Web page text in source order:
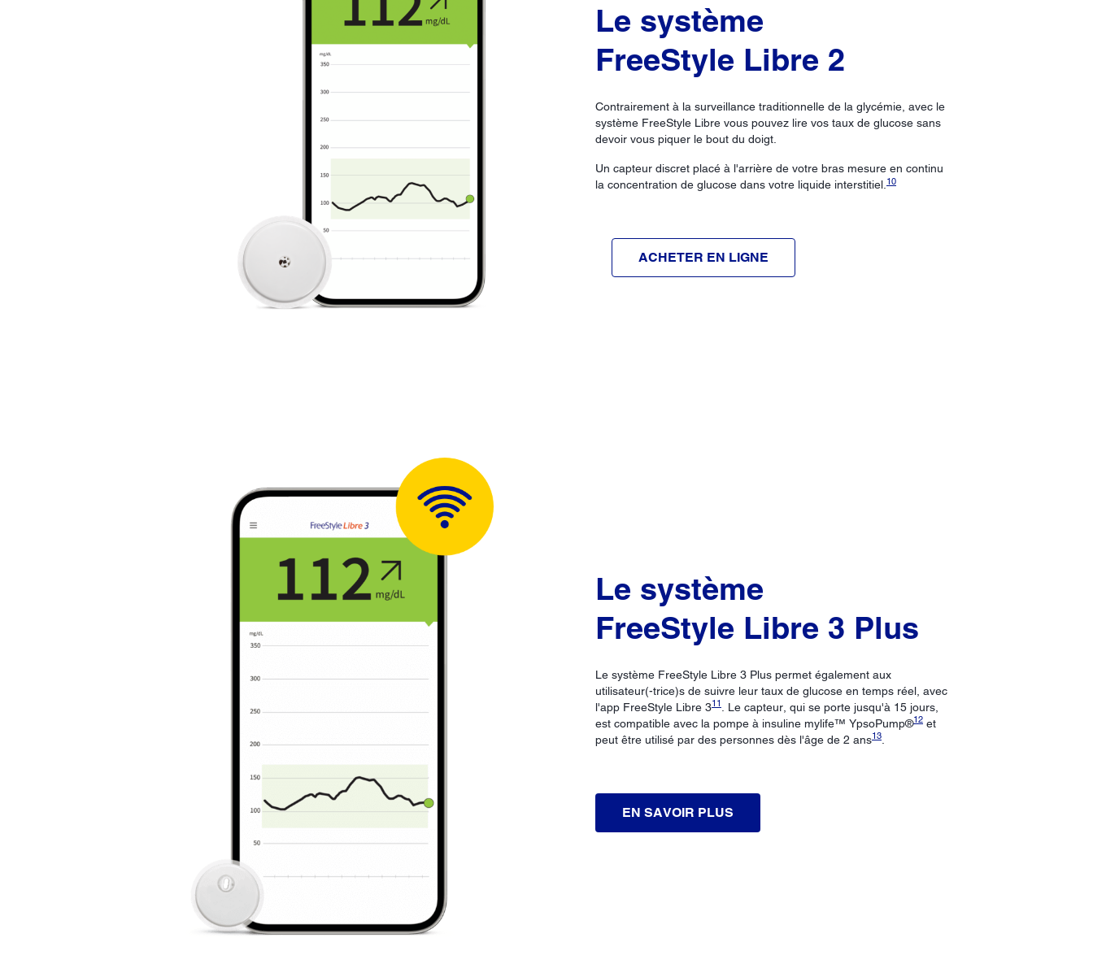
Le système
FreeStyle Libre 2
Contrairement à la surveillance traditionnelle de la glycémie, avec le
système FreeStyle Libre vous pouvez lire vos taux de glucose sans
devoir vous piquer le bout du doigt.
Un capteur discret placé à l'arrière de votre bras mesure en continu
la concentration de glucose dans votre liquide interstitiel. 10
ACHETER EN LIGNE
Le système
FreeStyle Libre 3 Plus
Le système FreeStyle Libre 3 Plus permet également aux
utilisateur(-trice)s de suivre leur taux de glucose en temps réel, avec
l'app FreeStyle Libre 311
. Le capteur, qui se porte jusqu'à 15 jours,
est compatible avec la pompe à insuline mylife™ YpsoPump®12 et
peut être utilisé par des personnes dès l'âge de 2 ans13
EN SAVOIR PLUS